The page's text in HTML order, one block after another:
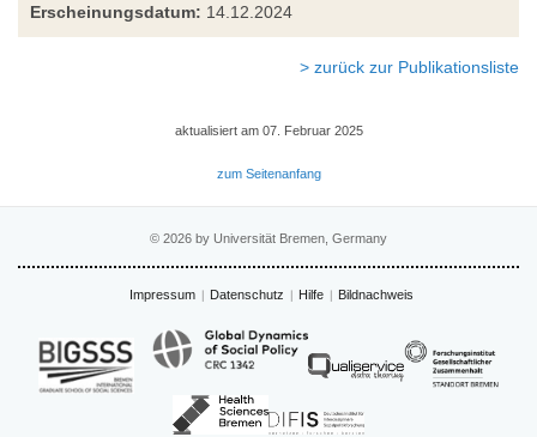
Erscheinungsdatum: 14.12.2024
> zurück zur Publikationsliste
aktualisiert am 07. Februar 2025
zum Seitenanfang
© 2026 by Universität Bremen, Germany
Impressum Datenschutz Hilfe Bildnachweis